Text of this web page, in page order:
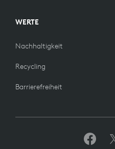
WERTE
Nachhaltigkeit
Recycling
Barrierefreiheit